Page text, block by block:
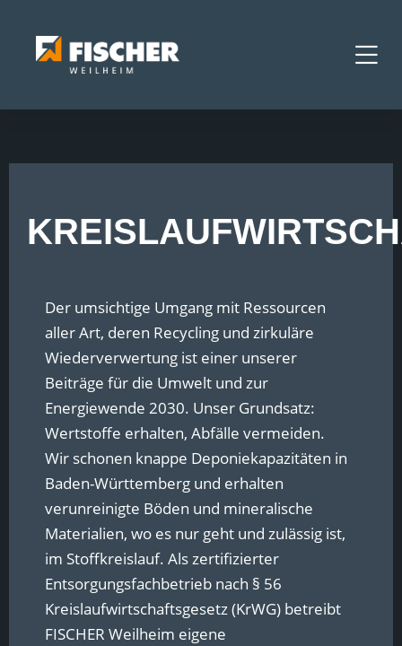
Der umsichtige Umgang mit Ressourcen
aller Art, deren Recycling und zirkuläre
Wiederverwertung ist einer unserer
Beiträge für die Umwelt und zur
Energiewende 2030. Unser Grundsatz:
Wertstoffe erhalten, Abfälle vermeiden.
Wir schonen knappe Deponiekapazitäten in
Baden-Württemberg und erhalten
verunreinigte Böden und mineralische
Materialien, wo es nur geht und zulässig ist,
im Stoffkreislauf. Als zertifizierter
Entsorgungsfachbetrieb nach § 56
Kreislaufwirtschaftsgesetz (KrWG) betreibt
FISCHER Weilheim eigene